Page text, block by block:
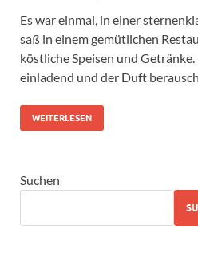
Es war einmal, in einer
saß in einem gemütlichen
köstliche Speisen und
einladend und der Duft
WEITERLESEN
Suchen